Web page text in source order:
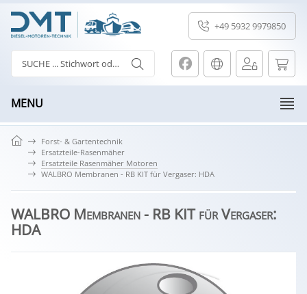
+49 5932 9979850
MENU
Forst- & Gartentechnik
Ersatzteile-Rasenmäher
Ersatzteile Rasenmäher Motoren
WALBRO Membranen - RB KIT für Vergaser: HDA
WALBRO Membranen - RB KIT für Vergaser:
HDA